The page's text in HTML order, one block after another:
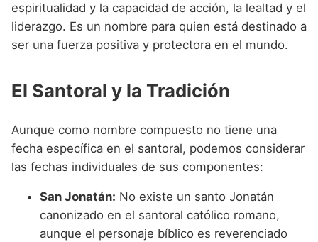
espiritualidad y la capacidad de acción, la lealtad y el
liderazgo. Es un nombre para quien está destinado a
ser una fuerza positiva y protectora en el mundo.
El Santoral y la Tradición
Aunque como nombre compuesto no tiene una
fecha específica en el santoral, podemos considerar
las fechas individuales de sus componentes:
San Jonatán: No existe un santo Jonatán
canonizado en el santoral católico romano,
aunque el personaje bíblico es reverenciado